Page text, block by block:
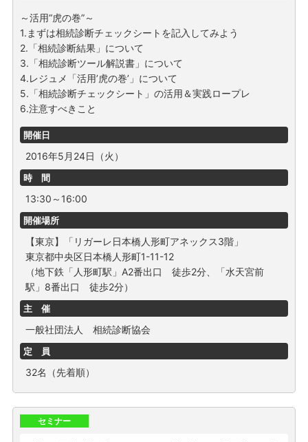
～活用“虎の巻”～
1.まずは相続診断チェックシートを記入してみよう
2.「相続診断結果」について
3.「相続診断ツール解説書」について
4.レジュメ「活用’虎の巻’」について
5.「相続診断チェックシート」の活用＆実践ロープレ
6.注意すべきこと
開催日
2016年5月24日（火）
時 間
13:30～16:00
開催場所
【東京】「リガーレ日本橋人形町アネックス3階」
東京都中央区日本橋人形町1-11-12
（地下鉄「人形町駅」A2番出口 徒歩2分、「水天宮前
駅」8番出口 徒歩2分）
主 催
一般社団法人 相続診断協会
定 員
32名（先着順）
セミナー